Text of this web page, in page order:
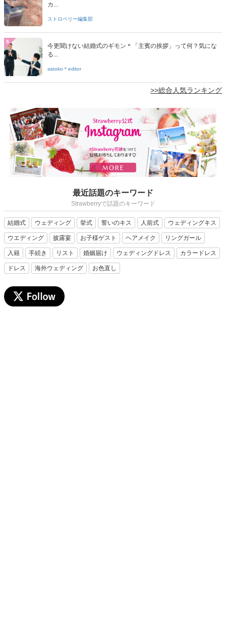
カ...
ストロベリー編集部
5
今更聞けない結婚式のギモン＊「主賓の挨拶」って何？気にな
る...
satoko＊editor
>>総合人気ランキング
最近話題のキーワード
Strawberryで話題のキーワード
結婚式 ウェディング 挙式 誓いのキス 人前式 ウェディングキス
ウエディング 披露宴 お子様ゲスト ヘアメイク リングガール
入籍 手続き リスト 婚姻届け ウェディングドレス カラードレス
ドレス 海外ウェディング お色直し